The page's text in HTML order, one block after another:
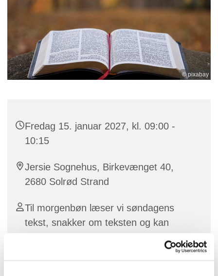
© pixabay
Fredag 15. januar 2027, kl. 09:00 -
10:15
Jersie Sognehus, Birkevænget 40,
2680 Solrød Strand
Til morgenbøn læser vi søndagens
tekst, snakker om teksten og kan
hverdagens emner og tanker. Vi byder